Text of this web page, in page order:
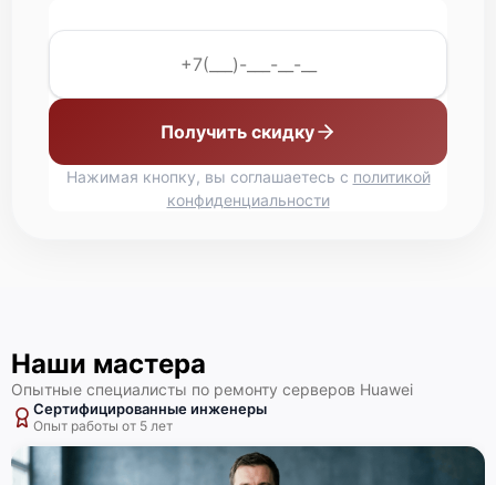
Huawei Tecal RH2288H V2
Huawei Tecal RH2285H V2
Получить скидку
Нажимая кнопку, вы соглашаетесь с политикой
конфиденциальности
Наши мастера
Опытные специалисты по ремонту серверов Huawei
Сертифицированные инженеры
Опыт работы от 5 лет